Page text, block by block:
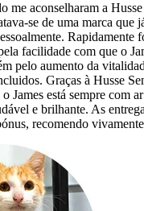
me aconselharam a
se de uma marca que
Rapidamente
facilidade com que o
pelo aumento da
Graças à Husse
James está sempre com
e brilhante. As
recomendo